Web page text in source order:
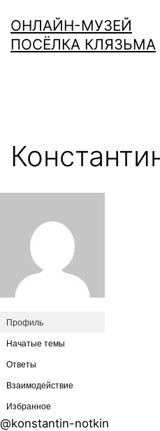
содержимому
ОНЛАЙН-МУЗЕЙ
ПОСЁЛКА КЛЯЗЬМА
Профиль
Начатые темы
Ответы
Взаимодействие
Избранное
@konstantin-notkin